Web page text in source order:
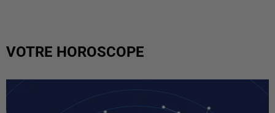
VOTRE HOROSCOPE